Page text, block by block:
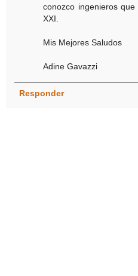
conozco ingenieros
XXI.
Mis Mejores Saludos
Adine Gavazzi
Responder